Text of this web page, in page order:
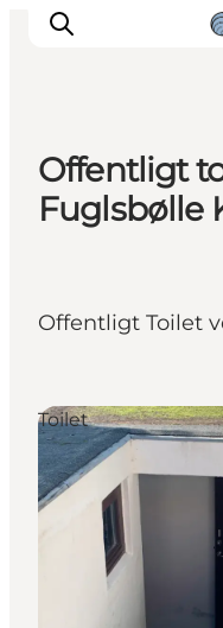
Offentligt
Fuglsbølle
Offentligt Toilet
Toilet